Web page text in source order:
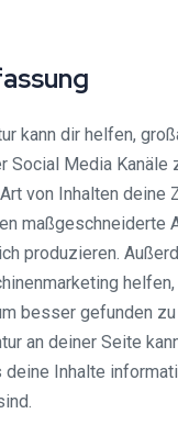
kann dir helfen,
Social Media Kanäle
von Inhalten deine
maßgeschneiderte
produzieren.
besser gefunden
an deiner Seite
Inhalte